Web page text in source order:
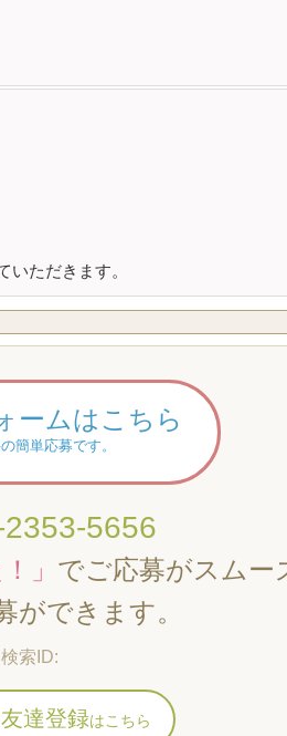
いただきます。
ームはこちら
簡単応募です。
5656
」 でご応募がスムー
ができます。
達登録はこちら